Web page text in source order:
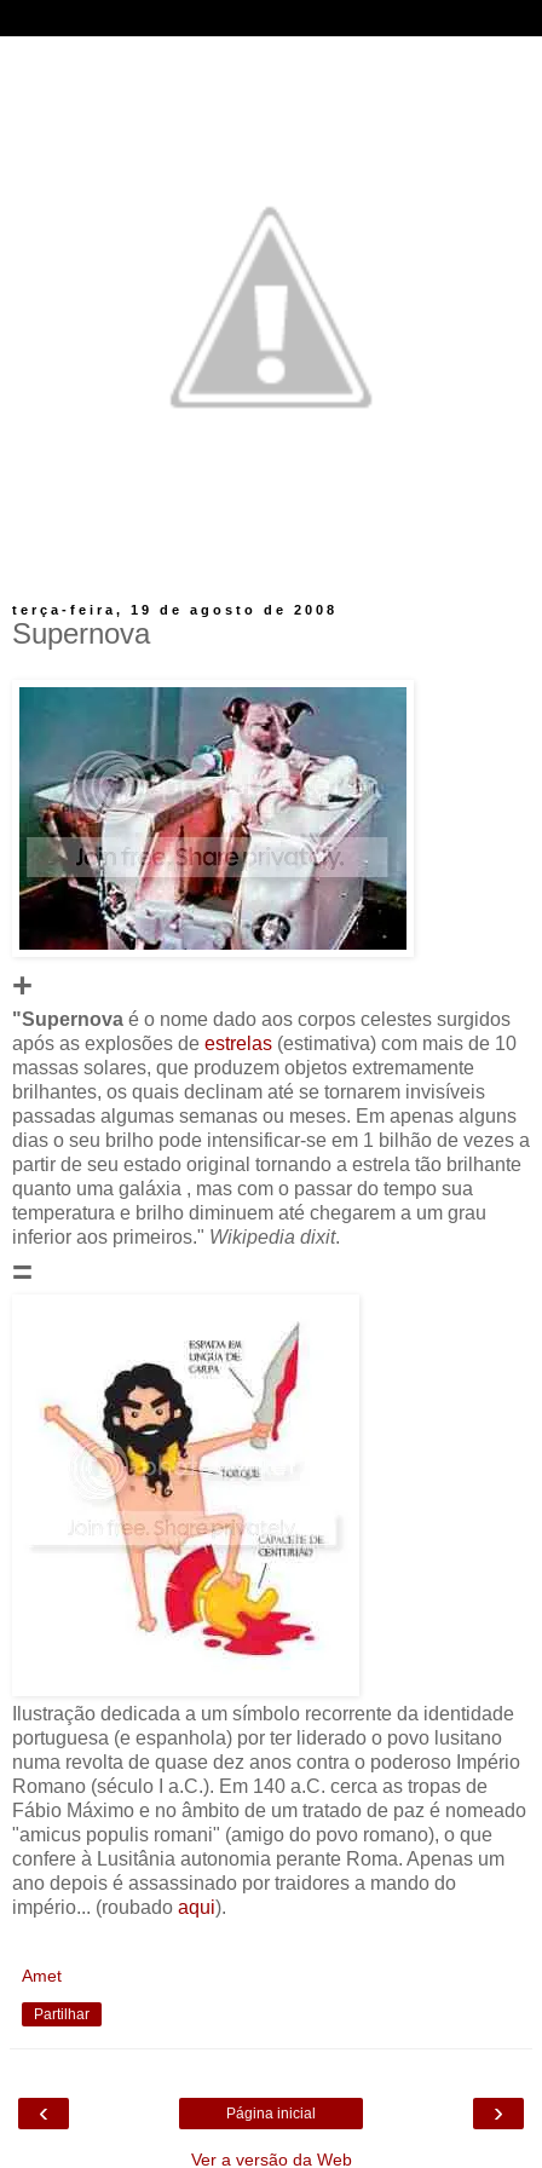
terça-feira, 19 de agosto de 2008
Supernova
+
"Supernova é o nome dado aos corpos celestes surgidos
após as explosões de estrelas (estimativa) com mais de 10
massas solares, que produzem objetos extremamente
brilhantes, os quais declinam até se tornarem invisíveis
passadas algumas semanas ou meses. Em apenas alguns
dias o seu brilho pode intensificar-se em 1 bilhão de vezes a
partir de seu estado original tornando a estrela tão brilhante
quanto uma galáxia , mas com o passar do tempo sua
temperatura e brilho diminuem até chegarem a um grau
inferior aos primeiros." Wikipedia dixit.
=
Ilustração dedicada a um símbolo recorrente da identidade
portuguesa (e espanhola) por ter liderado o povo lusitano
numa revolta de quase dez anos contra o poderoso Império
Romano (século I a.C.). Em 140 a.C. cerca as tropas de
Fábio Máximo e no âmbito de um tratado de paz é nomeado
"amicus populis romani" (amigo do povo romano), o que
confere à Lusitânia autonomia perante Roma. Apenas um
ano depois é assassinado por traidores a mando do
império... (roubado aqui).
Amet
Partilhar
‹ ›
Página inicial
Ver a versão da Web